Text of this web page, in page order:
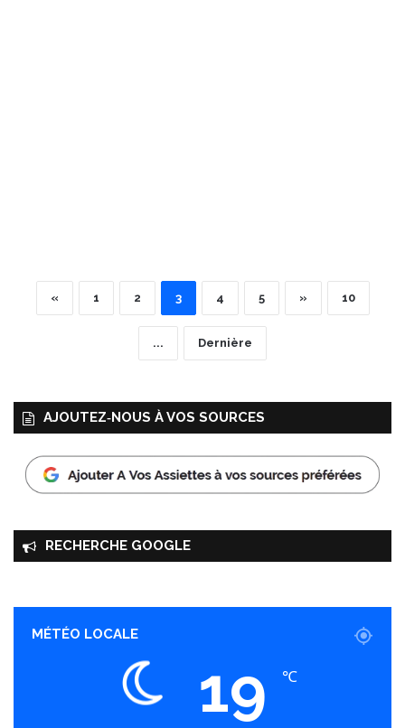
« 1 2 3 4 5 » 10
... Dernière
AJOUTEZ‑NOUS À VOS SOURCES
RECHERCHE GOOGLE
MÉTÉO LOCALE
19 ℃